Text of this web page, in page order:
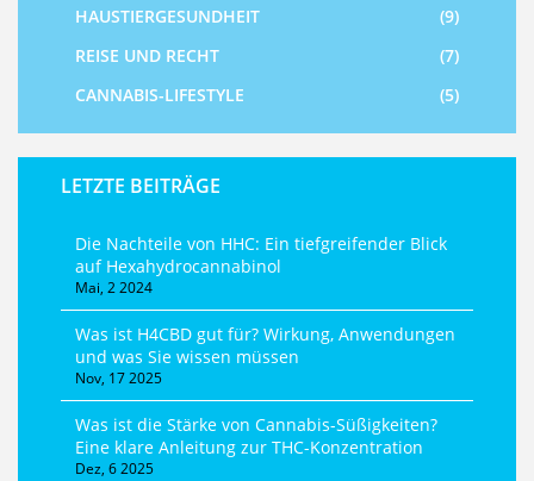
HAUSTIERGESUNDHEIT
(9)
REISE UND RECHT
(7)
CANNABIS-LIFESTYLE
(5)
LETZTE BEITRÄGE
Die Nachteile von HHC: Ein tiefgreifender Blick
auf Hexahydrocannabinol
Mai, 2 2024
Was ist H4CBD gut für? Wirkung, Anwendungen
und was Sie wissen müssen
Nov, 17 2025
Was ist die Stärke von Cannabis-Süßigkeiten?
Eine klare Anleitung zur THC-Konzentration
Dez, 6 2025